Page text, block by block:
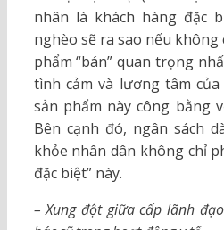
nhân là khách hàng đặc
nghèo sẽ ra sao nếu không
phẩm “bán” quan trọng
tình cảm và lương tâm
sản phẩm này công bằng
Bên cạnh đó, ngân sách
khỏe nhân dân không chỉ
đặc biệt” này.
– Xung đột giữa cấp lãnh